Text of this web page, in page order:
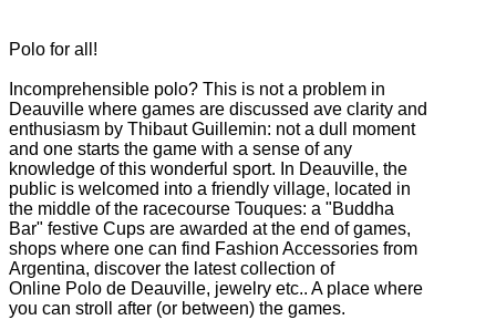
Polo for all!
Incomprehensible polo? This is not a problem in
Deauville where games are discussed ave clarity and
enthusiasm by Thibaut Guillemin: not a dull moment
and one starts the game with a sense of any
knowledge of this wonderful sport. In Deauville, the
public is welcomed into a friendly village, located in
the middle of the racecourse Touques: a "Buddha
Bar" festive Cups are awarded at the end of games,
shops where one can find Fashion Accessories from
Argentina, discover the latest collection of
Online Polo de Deauville, jewelry etc.. A place where
you can stroll after (or between) the games.